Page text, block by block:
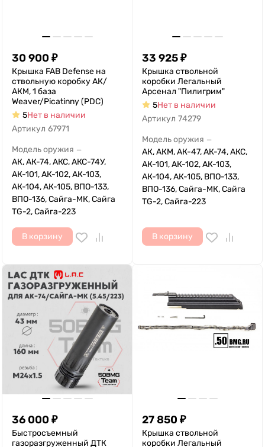
30 900 ₽
Крышка FAB Defense на
ствольную коробку АК/
АКМ, 1 база
Weaver/Picatinny (PDC)
5Нет в наличии
Артикул 67971
Модель оружия —
АК, АК-74, АКС, АКС-74У,
АК-101, АК-102, АК-103,
АК-104, АК-105, ВПО-133,
ВПО-136, Сайга-МК, Сайга
TG-2, Сайга-223
В корзину
33 925₽
Крышка ствольной
коробки Легальный
Арсенал "Пилигрим"
5Нет в наличии
Артикул 74279
Модель оружия —
АК, АКМ, АК-47, АК-74, АКС,
АК-101, АК-102, АК-103,
АК-104, АК-105, ВПО-133,
ВПО-136, Сайга-МК, Сайга
TG-2, Сайга-223
В корзину
36 000 ₽
Быстросъемный
газоразгруженный ДТК
27 850 ₽
Крышка ствольной
коробки Легальный